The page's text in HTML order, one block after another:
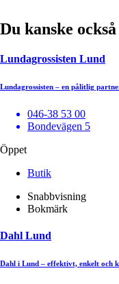
Du kanske
Lundagrossisten Lund
Lundagrossisten – en pålitlig
046-38 53 00
Bondevägen 5
Öppet
Butik
Snabbvisning
Bokmärk
Dahl Lund
Dahl i Lund – effektivt, enkelt och